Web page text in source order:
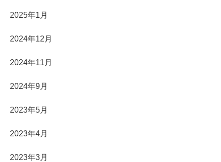
2025年1月
2024年12月
2024年11月
2024年9月
2023年5月
2023年4月
2023年3月